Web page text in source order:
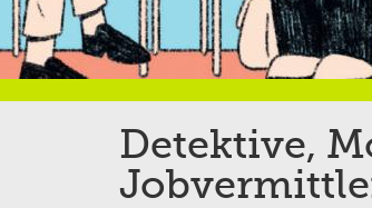
Detektive,